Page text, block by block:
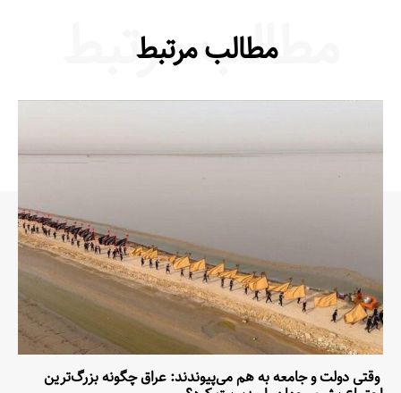
مطالب مرتبط
مطالب مرتبط
وقتی دولت و جامعه به هم می‌پیوندند: عراق چگونه بزرگ‌ترین